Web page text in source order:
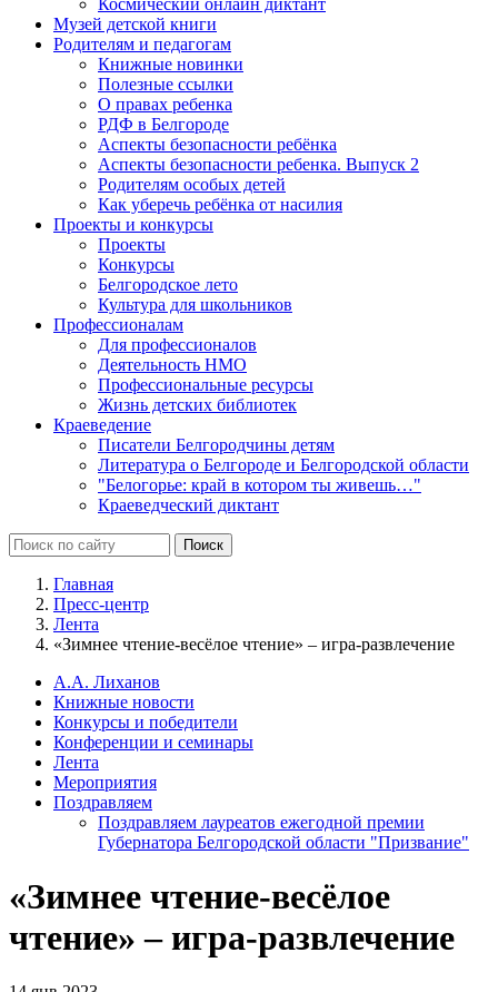
Музей детской книги
Родителям и педагогам
Книжные новинки
Полезные ссылки
О правах ребенка
РДФ в Белгороде
Аспекты безопасности ребёнка
Аспекты безопасности ребенка. Выпуск 2
Родителям особых детей
Как уберечь ребёнка от насилия
Проекты и конкурсы
Проекты
Конкурсы
Белгородское лето
Культура для школьников
Профессионалам
Для профессионалов
Деятельность НМО
Профессиональные ресурсы
Жизнь детских библиотек
Краеведение
Писатели Белгородчины детям
Литература о Белгороде и Белгородской области
"Белогорье: край в котором ты живешь…"
Краеведческий диктант
Главная
Пресс-центр
Лента
«Зимнее чтение-весёлое чтение» – игра-развлечение
А.А. Лиханов
Книжные новости
Конкурсы и победители
Конференции и семинары
Лента
Мероприятия
Поздравляем
Поздравляем лауреатов ежегодной премии
Губернатора Белгородской области "Призвание"
«Зимнее чтение-весёлое
чтение» – игра-развлечение